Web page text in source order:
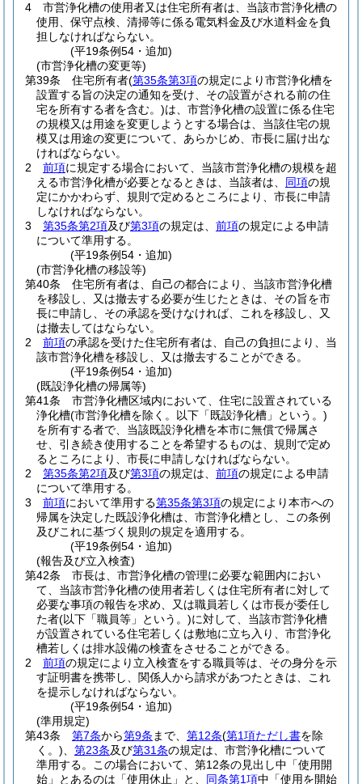
4
市営浄化槽の使用者又は住宅所有者は、当該市営浄化槽の
使用、保守点検、清掃等に係る電気料金及び水道料金を負
担しなければならない。
(平19条例54・追加)
(市営浄化槽の変更等)
第39条
住宅所有者(第35条第3項の規定により市営浄化槽を
設置する旨の決定の通知を受け、その設置がされる前の住
宅を所有する者を含む。)は、市営浄化槽の設置に係る住宅
の規模又は用途を変更しようとする場合は、当該住宅の規
模又は用途の変更について、あらかじめ、市長に届け出な
ければならない。
2
前項に規定する場合において、当該市営浄化槽の規模を超
える市営浄化槽が必要となるときは、当該者は、 同項の規
定にかかわらず、規則で定めるところにより、市長に申請
しなければならない。
3
第35条第2項及び第3項の規定は、 前項の規定による申請
について準用する。
(平19条例54・追加)
(市営浄化槽の移設等)
第40条
住宅所有者は、自己の都合により、当該市営浄化槽
を移設し、又は撤去する必要が生じたときは、その旨を市
長に申請し、その承認を受けなければ、これを移設し、又
は撤去してはならない。
2
前項の承認を受けた住宅所有者は、自己の負担により、当
該市営浄化槽を移設し、又は撤去することができる。
(平19条例54・追加)
(既設浄化槽の帰属等)
第41条
市営浄化槽区域内において、住宅に設置されている
浄化槽(市営浄化槽を除く。以下「既設浄化槽」という。)
を所有する者で、当該既設浄化槽を本市に無償で帰属さ
せ、引き続き使用することを希望するものは、規則で定め
るところにより、市長に申請しなければならない。
2
第35条第2項及び第3項の規定は、 前項の規定による申請
について準用する。
3
前項において準用する第35条第3項の規定により本市への
帰属を決定した既設浄化槽は、市営浄化槽とし、この条例
及びこれに基づく規則の規定を適用する。
(平19条例54・追加)
(報告及び立入検査)
第42条
市長は、市営浄化槽の管理に必要な範囲内におい
て、当該市営浄化槽の使用者若しくは住宅所有者に対して
必要な事項の報告を求め、又は職員若しくは市長が委任し
た者(以下「職員等」という。)に対して、当該市営浄化槽
が設置されている住宅若しくは敷地に立ち入り、市営浄化
槽若しくは排水設備の検査をさせることができる。
2
前項の規定により立入検査をする職員等は、その身分を示
す証明書を携帯し、関係人から請求があつたときは、これ
を提示しなければならない。
(平19条例54・追加)
(準用規定)
第43条
第7条から第9条 まで、 第12条(第1項ただし書を除
く。)
第23条及び第31条の規定は、市営浄化槽について
準用する。
この場合において、第12条の見出し中「使用開
始」とあるのは「使用休止」と、 同条第1項中「使用を開始